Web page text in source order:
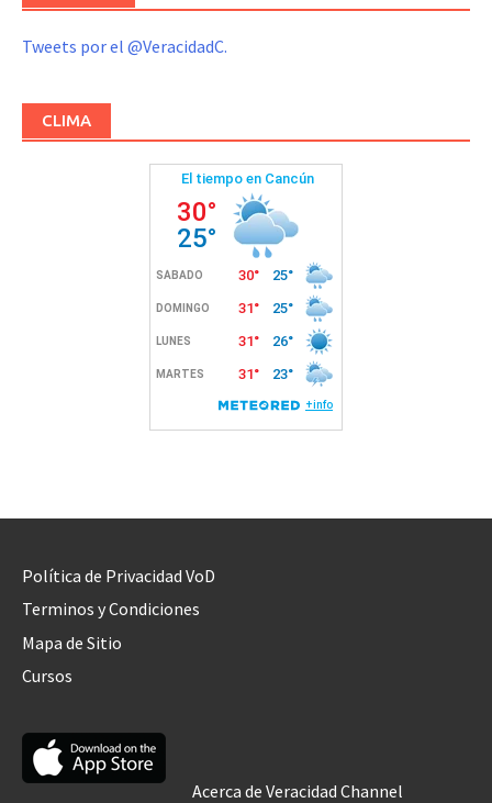
Tweets por el @VeracidadC.
CLIMA
Política de Privacidad VoD
Terminos y Condiciones
Mapa de Sitio
Cursos
Acerca de Veracidad Channel